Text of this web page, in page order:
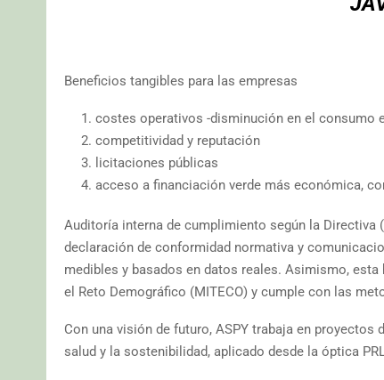
Beneficios tangibles para las empresas
costes operativos -disminución en el consumo
competitividad y reputación
licitaciones públicas
acceso a financiación verde más económica,
Auditoría interna de cumplimiento según la Directiva
declaración de conformidad normativa y
medibles y basados en datos reales. Asimismo,
el Reto Demográfico (MITECO) y cumple con las
Con una visión de futuro, ASPY trabaja en
salud y la sostenibilidad, aplicado desde la óptica